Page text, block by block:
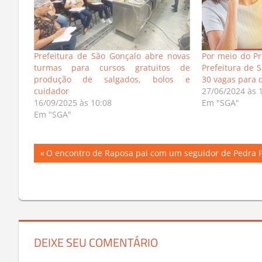
Prefeitura de São Gonçalo abre novas
turmas para cursos gratuitos de
produção de salgados, bolos e
cuidador
16/09/2025 às 10:08
Em "SGA"
Por meio do
Prefeitura de
30 vagas para
27/06/2024 às
Em "SGA"
Navegação
Post
Previous
O encontro de Raposa pai com um seguidor de Pedra
DEIXE SEU COMENTÁRIO